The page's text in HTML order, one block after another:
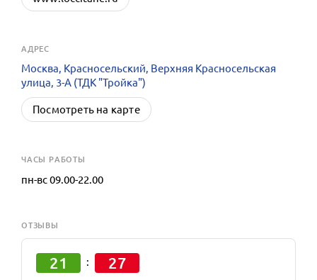
АДРЕС
Москва, Красносельский, Верхняя Красносельская
улица, 3-А (ТДК "Тройка")
Посмотреть на карте
ЧАСЫ РАБОТЫ
пн-вс 09.00-22.00
ОТЗЫВЫ
21 : 27